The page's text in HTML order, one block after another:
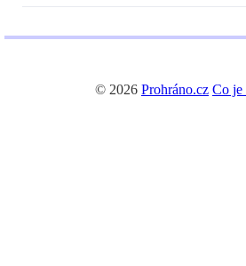
© 2026 Prohráno.cz Co je